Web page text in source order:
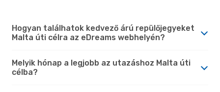
Hogyan találhatok kedvező árú repülőjegyeket
Malta úti célra az eDreams webhelyén?
Melyik hónap a legjobb az utazáshoz Malta úti
célba?